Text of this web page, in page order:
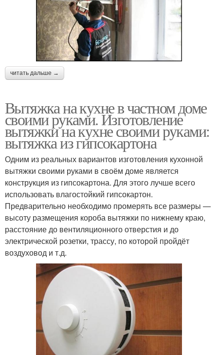
читать дальше →
Вытяжка на кухне в частном доме
своими руками. Изготовление
вытяжки на кухне своими руками:
вытяжка из гипсокартона
Одним из реальных вариантов изготовления кухонной
вытяжки своими руками в своём доме является
конструкция из гипсокартона. Для этого лучше всего
использовать влагостойкий гипсокартон.
Предварительно необходимо промерять все размеры —
высоту размещения короба вытяжки по нижнему краю,
расстояние до вентиляционного отверстия и до
электрической розетки, трассу, по которой пройдёт
воздуховод и т.д.